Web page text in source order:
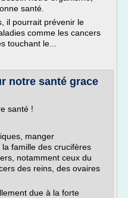
santé.
il pourrait prévenir le
comme les cancers
touchant le...
notre santé grace
santé !
manger
famille des crucifères
notamment ceux du
des reins, des ovaires
due à la forte